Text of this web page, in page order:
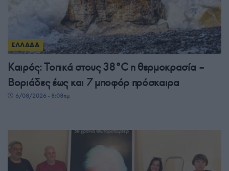
ΕΛΛΑΔΑ
Καιρός: Τοπικά στους 38°C η θερμοκρασία –
Βοριάδες έως και 7 μποφόρ πρόσκαιρα
6/08/2026 - 8:08πμ